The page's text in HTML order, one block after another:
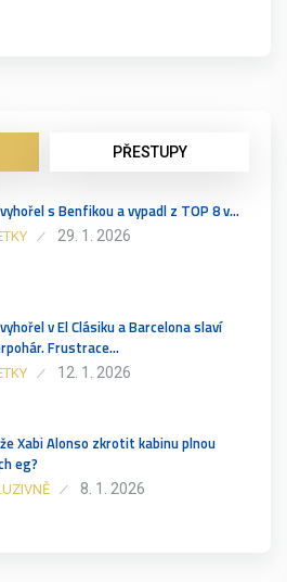
PŘESTUPY
s Benfikou a vypadl z TOP 8 v…
29. 1. 2026
v El Clásiku a Barcelona slaví
Frustrace…
12. 1. 2026
Xabi Alonso zkrotit kabinu plnou
eg?
8. 1. 2026